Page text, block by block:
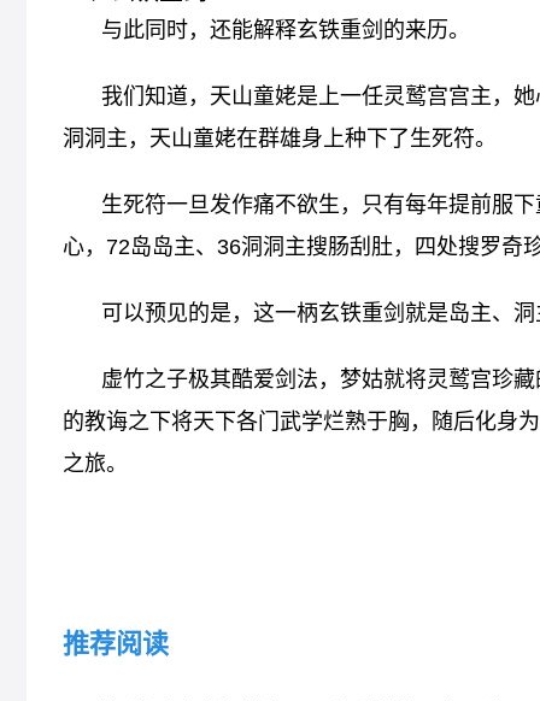
与此同时，还能解释玄铁重剑的来历。
我们知道，天山童姥是上一任灵鹫宫宫主，
洞洞主，天山童姥在群雄身上种下了生死符。
生死符一旦发作痛不欲生，只有每年提前服
心，72岛岛主、36洞洞主搜肠刮肚，四处搜罗奇
可以预见的是，这一柄玄铁重剑就是岛主、
虚竹之子极其酷爱剑法，梦姑就将灵鹫宫珍
的教诲之下将天下各门武学烂熟于胸，随后化身
之旅。
推荐阅读